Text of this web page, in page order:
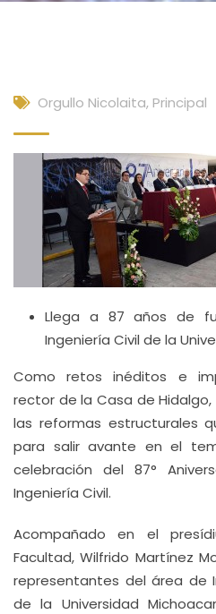
Orgullo Nicolaita, Principal
Llega a 87 años de
Ingeniería Civil de la
Como retos inéditos e
rector de la Casa de Hidalgo,
las reformas estructurales
para salir avante en el
celebración del 87°
Ingeniería Civil.
Acompañado en el
Facultad, Wilfrido Martínez
representantes del área de
de la Universidad